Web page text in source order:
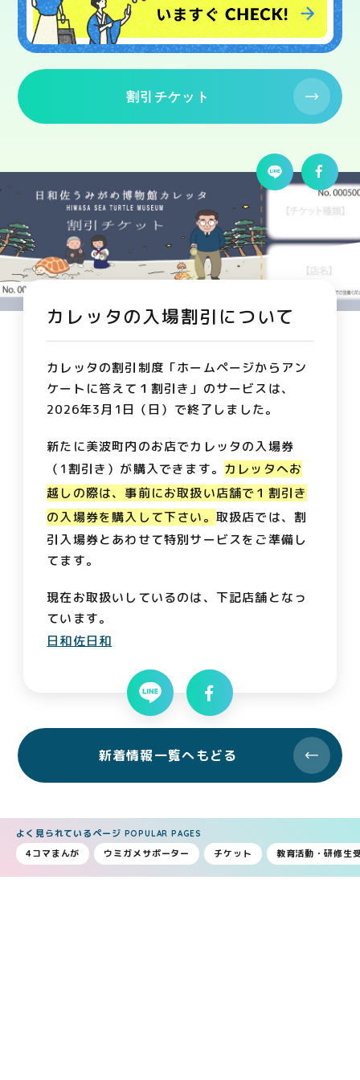
よく見られているページ POPULAR PAGES
4コマまんが ウミガメサポーター チケット 教育活動・研修生
割引チケット
カレッタの入場割引について
カレッタの割引制度「ホームページからアン
ケートに答えて１割引き」のサービスは、
2026年3月1日（日）で終了しました。
新たに美波町内のお店でカレッタの入場券
（1割引き）が購入できます。 カレッタへお
越しの際は、事前にお取扱い店舗で１割引き
の入場券を購入して下さい。 取扱店では、割
引入場券とあわせて特別サービスをご準備し
てます。
現在お取扱いしているのは、下記店舗となっ
ています。
日和佐日和
新着情報一覧へもどる